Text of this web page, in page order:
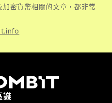
密貨幣相關的文章，都非常